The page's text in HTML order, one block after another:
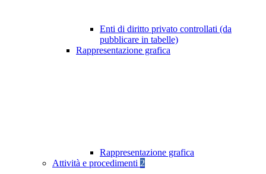
Enti di diritto privato controllati (da
pubblicare in tabelle)
Rappresentazione grafica
Rappresentazione grafica
Attività e procedimenti 2